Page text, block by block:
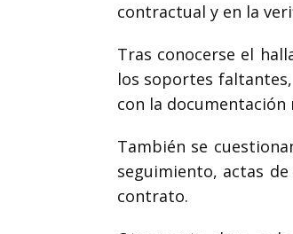
contractual y en la
Tras conocerse el
los soportes
con la documentación
También se
seguimiento, actas
contrato.